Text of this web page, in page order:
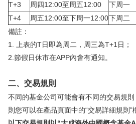
T+3
周四12:00至周五12:00 下周一
T+4
周五12:00至下周一12:00下周二
備註：
1. 上表的T日即為周二，周三為T+1日；
2.節假日休市在APP內會有通知。
二、交易規則
不同的基金公司可能會有不同的交易規
則您可以在產品頁面中的“交易詳細規則”